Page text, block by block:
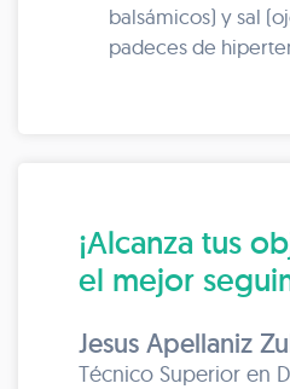
balsámicos) y sal
padeces de
¡Alcanza tus
el mejor
Jesus Apellaniz
Técnico Superior en